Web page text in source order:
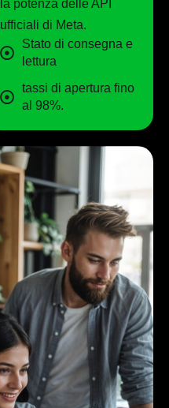
la potenza delle API
ufficiali di Meta.
Stato di consegna e
lettura
tassi di apertura fino
al 98%.